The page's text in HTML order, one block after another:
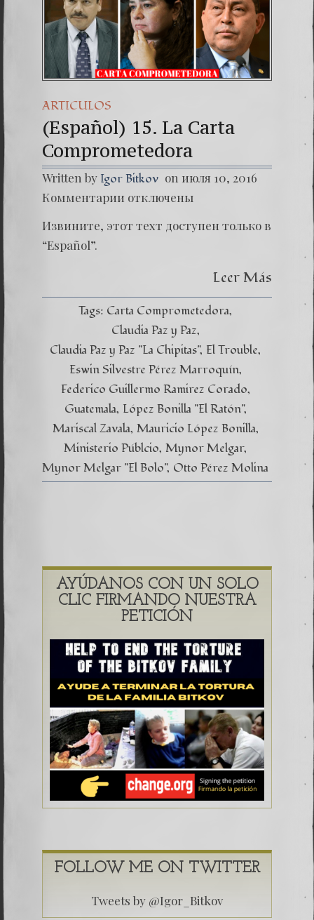
Dr.
ARTICULOS
(Español) 15. La Carta
Comprometedora
Written by Igor Bitkov on июля 10, 2016
Комментарии отключены
Извините, этот техт доступен только в
“Español”.
Leer Más
Tags: Carta Comprometedora
Claudia Paz y Paz
Claudia Paz y Paz "La Chipitas" El Trouble
Eswin Silvestre Pérez Marroquín
Federico Guillermo Ramirez Corado
Guatemala López Bonilla "El Ratón"
Mariscal Zavala Mauricio López Bonilla
Ministerio Públcio Mynor Melgar
Mynor Melgar "El Bolo" Otto Pérez Molina
AYÚDANOS CON UN SOLO
CLIC FIRMANDO NUESTRA
PETICIÓN
FOLLOW ME ON TWITTER
Tweets by @Igor_Bitkov